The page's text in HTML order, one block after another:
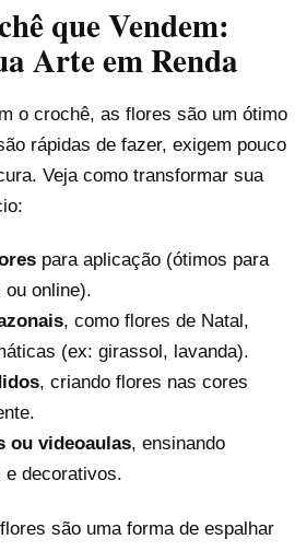
que Vendem:
Arte em Renda
o crochê, as flores são um ótimo
rápidas de fazer, exigem pouco
Veja como transformar sua
para aplicação (ótimos para
online).
, como flores de Natal,
(ex: girassol, lavanda).
, criando flores nas cores
ou videoaulas, ensinando
e decorativos.
são uma forma de espalhar